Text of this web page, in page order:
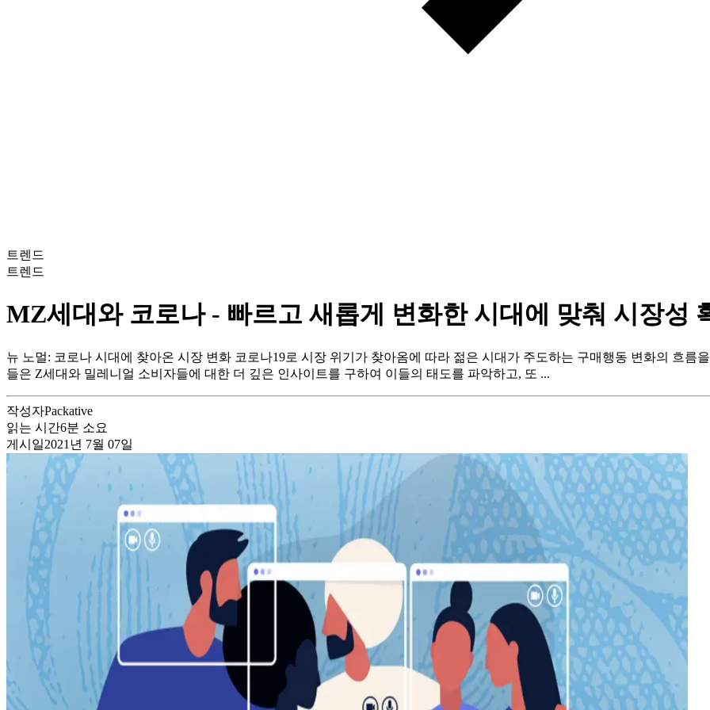
트렌드
트렌드
MZ세대와 코로나 - 빠르고 새롭게 변화한 시대에 맞춰 시장성
뉴 노멀: 코로나 시대에 찾아온 시장 변화 코로나19로 시장 위기가 찾아옴에 따라 젊은 시대가 주도하는 구매행동 변화의 흐름
들은 Z세대와 밀레니얼 소비자들에 대한 더 깊은 인사이트를 구하여 이들의 태도를 파악하고, 또 ...
작성자Packative
읽는 시간6분 소요
게시일2021년 7월 07일